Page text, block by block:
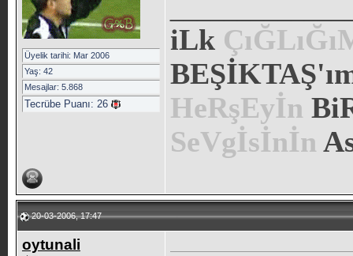
Üyelik tarihi: Mar 2006
Yaş: 42
Mesajlar: 5.868
Tecrübe Puanı: 26
iLk
HeRşEyİn
SeVgİsİnİn
20-03-2006, 17:47
oytunali